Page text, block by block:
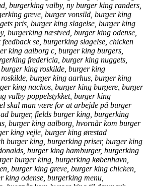
burgerking valby, ny burger king randers,
greve, burger vonsild, burger king
pris, burger king slagelse, burger king
burgerking næstved, burger king odense,
se, burgerking slagelse, chicken
king aalborg c, burger king burgers,
fredericia, burger king nuggets,
king roskilde, burger king
burger king aarhus, burger king
king nachos, burger king burgere, burger
valby poppelstykket, burger king
skal man være for at arbejde på burger
burger, fields burger king, burgerking
burger king aalborg, hvornår kom burger
king vejle, burger king ørestad
burger king, burgerking priser, burger king
burger king hamburger, burgerking
burger king, burgerking københavn,
burger king greve, burger king chicken,
king odense, burgerking menu,